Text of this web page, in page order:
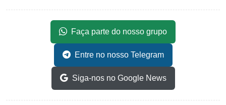
Faça parte do nosso grupo
Entre no nosso Telegram
Siga-nos no Google News